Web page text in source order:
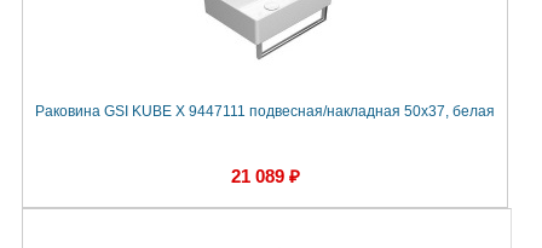
Раковина GSI KUBE X 9447111 подвесная/накладная 50x37, белая
21 089 ₽